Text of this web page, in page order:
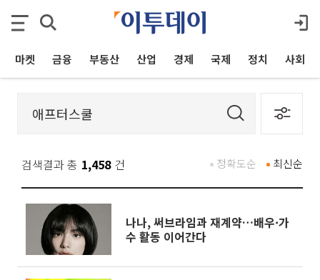
마켓 금융 부동산 산업 경제 국제 정치 사회
검색결과 총 1,458 건 최신순
정확도순
나나, 써브라임과 재계약…배우·가
수 활동 이어간다